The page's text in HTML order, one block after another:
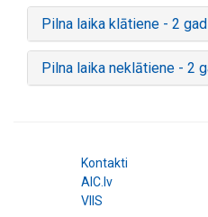
Pilna laika klātiene - 2
Pilna laika neklātiene - 2
Kontakti
AIC.lv
VIIS